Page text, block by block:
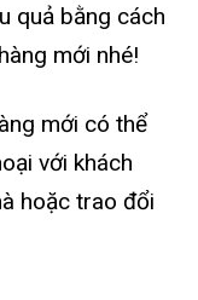
quả bằng cách
mới nhé!
mới có thể
với khách
hoặc trao đổi